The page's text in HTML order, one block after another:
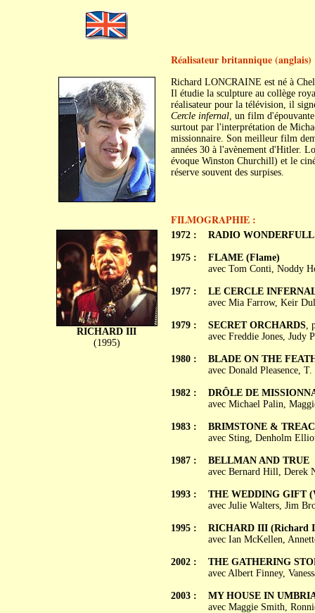
Réalisateur britannique (anglais)
Richard LONCRAINE est né à
Il étudie la sculpture au collège
réalisateur pour la télévision, il
Cercle infernal, un film
surtout par l'interprétation de
missionnaire. Son meilleur film
années 30 à l'avènement d'Hitler.
évoque Winston Churchill) et le
réserve souvent des surpises.
FILMOGRAPHIE :
RICHARD III
(1995)
1972 :
1975 :
1977 :
1979 :
1980 :
1982 :
1983 :
1987 :
1993 :
1995 :
2002 :
2003 :
RADIO WONDERFULL
FLAME (Flame)
avec Tom Conti, Noddy
LE CERCLE
avec Mia Farrow, Keir
SECRET ORCHARDS,
avec Freddie Jones, Judy
BLADE ON THE
avec Donald Pleasence,
DRÔLE DE
avec Michael Palin,
BRIMSTONE &
avec Sting, Denholm
BELLMAN AND TRUE
avec Bernard Hill, Derek
THE WEDDING GIFT
avec Julie Walters, Jim
RICHARD III (Richard
avec Ian McKellen,
THE GATHERING
avec Albert Finney,
MY HOUSE IN
avec Maggie Smith,